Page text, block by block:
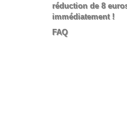
réduction de 8
immédiatement !
FAQ